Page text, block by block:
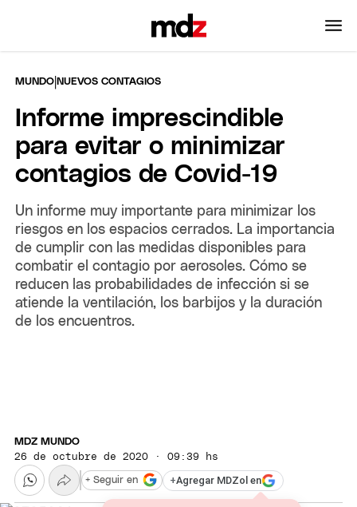
MUNDO |NUEVOS CONTAGIOS
Informe imprescindible
para evitar o minimizar
contagios de Covid-19
Un informe muy importante para minimizar los
riesgos en los espacios cerrados. La importancia
de cumplir con las medidas disponibles para
combatir el contagio por aerosoles. Cómo se
reducen las probabilidades de infección si se
atiende la ventilación, los barbijos y la duración
de los encuentros.
MDZ MUNDO
26 de octubre de 2020 · 09:39 hs
+Agregar MDZol en
+ Seguir en